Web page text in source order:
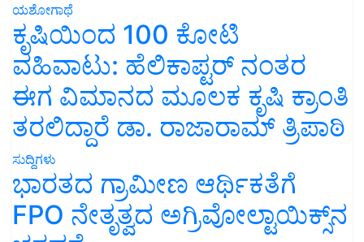
ಯಶೋಗಾಥೆ
ಕೃಷಿಯಿಂದ 100 ಕೋಟಿ
ವಹಿವಾಟು: ಹೆಲಿಕಾಪ್ಟರ್ ನಂತರ
ಈಗ ವಿಮಾನದ ಮೂಲಕ ಕೃಷಿ ಕ್ರಾಂತಿ
ತರಲಿದ್ದಾರೆ ಡಾ. ರಾಜಾರಾಮ್ ತ್ರಿಪಾಠಿ
ಸುದ್ದಿಗಳು
ಭಾರತದ ಗ್ರಾಮೀಣ ಆರ್ಥಿಕತೆಗೆ
FPO ನೇತೃತ್ವದ ಅಗ್ರಿವೋಲ್ಟಾಯಿಕ್ಸ್‌ನ